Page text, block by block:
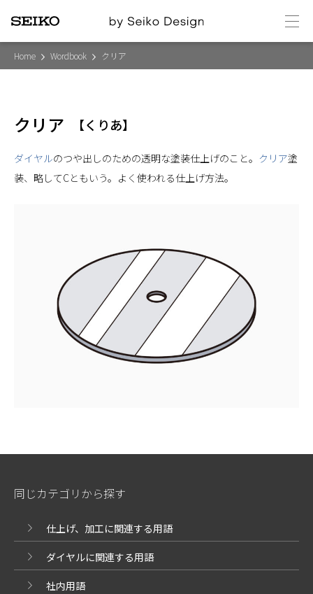
メ
ニ
ュ
Home Wordbook クリア
クリア 【くりあ】
ダイヤルのつや出しのための透明な塗装仕上げのこと。 クリア塗
装、略してCともいう。よく使われる仕上げ方法。
同じカテゴリから探す
仕上げ、加工に関連する用語
ダイヤルに関連する用語
社内用語